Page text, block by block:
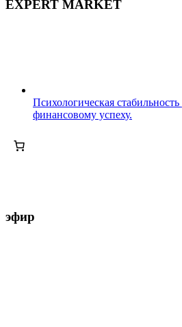
EXPERT MARKET
Психологическая
финансовому успеху.
эфир